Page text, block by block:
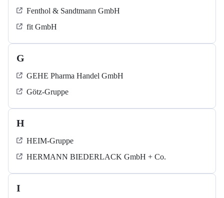
Fenthol & Sandtmann GmbH
fit GmbH
G
GEHE Pharma Handel GmbH
Götz-Gruppe
H
HEIM-Gruppe
HERMANN BIEDERLACK GmbH + Co.
I